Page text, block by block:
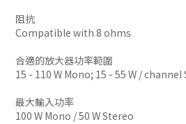
阻抗
Compatible with 8 ohms
合適的放大器功率範圍
15 - 110 W Mono; 15 - 55 W /
最大輸入功率
100 W Mono / 50 W Stereo